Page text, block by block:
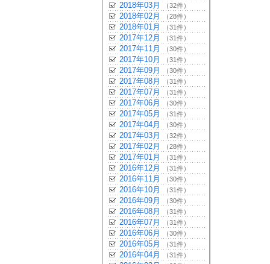
2018年03月 （32件）
2018年02月 （28件）
2018年01月 （31件）
2017年12月 （31件）
2017年11月 （30件）
2017年10月 （31件）
2017年09月 （30件）
2017年08月 （31件）
2017年07月 （31件）
2017年06月 （30件）
2017年05月 （31件）
2017年04月 （30件）
2017年03月 （32件）
2017年02月 （28件）
2017年01月 （31件）
2016年12月 （31件）
2016年11月 （30件）
2016年10月 （31件）
2016年09月 （30件）
2016年08月 （31件）
2016年07月 （31件）
2016年06月 （30件）
2016年05月 （31件）
2016年04月 （31件）